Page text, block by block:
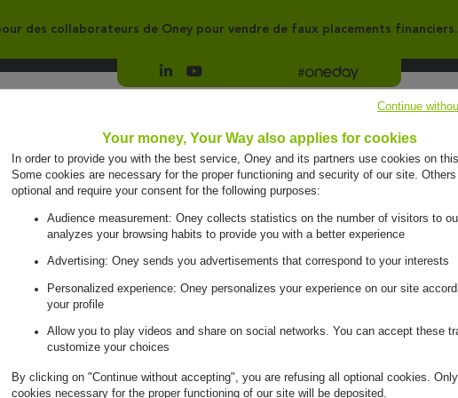
des collaborateurs de Oney pour vendre de faux placements financiers.
Suivre Oney sur LinkedIn
Suivre Oney sur YouTubeVoir les articles #oneday
Engagements
la nomination de
la Stratégie
du comité de
Your money, Your Way also applies for cookies
In order to provide you with the best service, Oney and its partners use cookies on
Some cookies are necessary for the proper functioning and security of our site. Others
optional and require your consent for the following purposes:
Audience measurement: Oney collects statistics on the number of visitors to
analyzes your browsing habits to provide you with a better experience
Advertising: Oney sends you advertisements that correspond to your interests
Personalized experience: Oney personalizes your experience on our site
your profile
Allow you to play videos and share on social networks. You can accept these
customize your choices
By clicking on "Continue without accepting", you are refusing all optional cookies.
cookies necessary for the proper functioning of our site will be deposited.
Continue